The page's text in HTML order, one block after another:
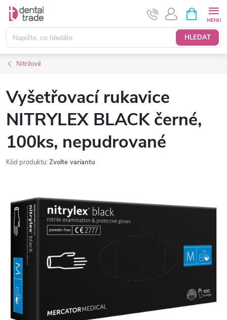
Přejít
obsah
HLEDAT
NÁKUPNÍ
KOŠÍK
Nitrilové
Vyšetřovací rukavice
NITRYLEX BLACK černé,
100ks, nepudrované
Kód produktu: Zvolte variantu